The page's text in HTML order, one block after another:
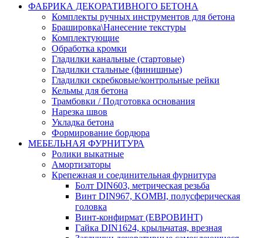
ФАБРИКА ДЕКОРАТИВНОГО БЕТОНА
Комплекты ручных инструментов для бетона
Брашировка\Нанесение текстуры
Комплектующие
Обработка кромки
Гладилки канальные (стартовые)
Гладилки стальные (финишные)
Гладилки скребковые/контрольные рейки
Кельмы для бетона
Трамбовки / Подготовка основания
Нарезка швов
Укладка бетона
Формирование бордюра
МЕБЕЛЬНАЯ ФУРНИТУРА
Ролики выкатные
Амортизаторы
Крепежная и соединительная фурнитура
Болт DIN603, метрическая резьба
Винт DIN967, KOMBI, полусферическая
головка
Винт-конфирмат (ЕВРОВИНТ)
Гайка DIN1624, крыльчатая, врезная